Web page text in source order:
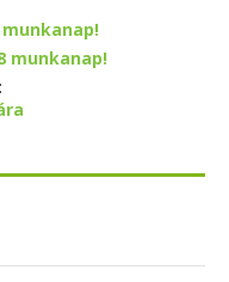
munkanap!
munkanap!
: